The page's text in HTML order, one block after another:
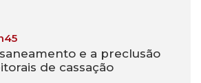
e a preclusão
de cassação